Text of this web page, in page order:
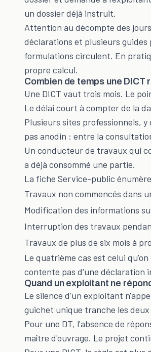
un dossier déjà instruit.
Attention au décompte des
déclarations et plusieurs
formulations circulent. En
propre calcul.
Combien de temps une DICT
Une DICT vaut trois mois. Le
Le délai court à compter de la
Plusieurs sites professionnels,
pas anodin : entre la
Un conducteur de travaux qui
a déjà consommé une partie.
La fiche Service-public
Travaux non commencés dans
Modification des informations
Interruption des travaux
Travaux de plus de six mois à
Le quatrième cas est celui
contente pas d'une déclaration
Quand un exploitant ne
Le silence d'un exploitant
guichet unique tranche les deux
Pour une DT, l'absence de
maître d'ouvrage. Le projet